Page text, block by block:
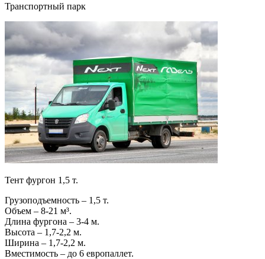
Транспортный парк
Тент фургон 1,5 т.
Грузоподъемность – 1,5 т.
Объем – 8-21 м³.
Длина фургона – 3-4 м.
Высота – 1,7-2,2 м.
Ширина – 1,7-2,2 м.
Вместимость – до 6 европаллет.